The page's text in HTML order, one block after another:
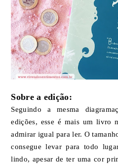
Sobre a edição:
Seguindo a mesma
edições, esse é mais um livro
admirar igual para ler. O
consegue levar para todo
lindo, apesar de ter uma cor